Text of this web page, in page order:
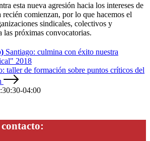
esta nueva agresión hacia los intereses de
comienzan, por lo que hacemos el
sindicales, colectivos y
las próximas convocatorias.
Santiago: culmina con éxito nuestra
2018
taller de formación sobre puntos críticos del
04:00